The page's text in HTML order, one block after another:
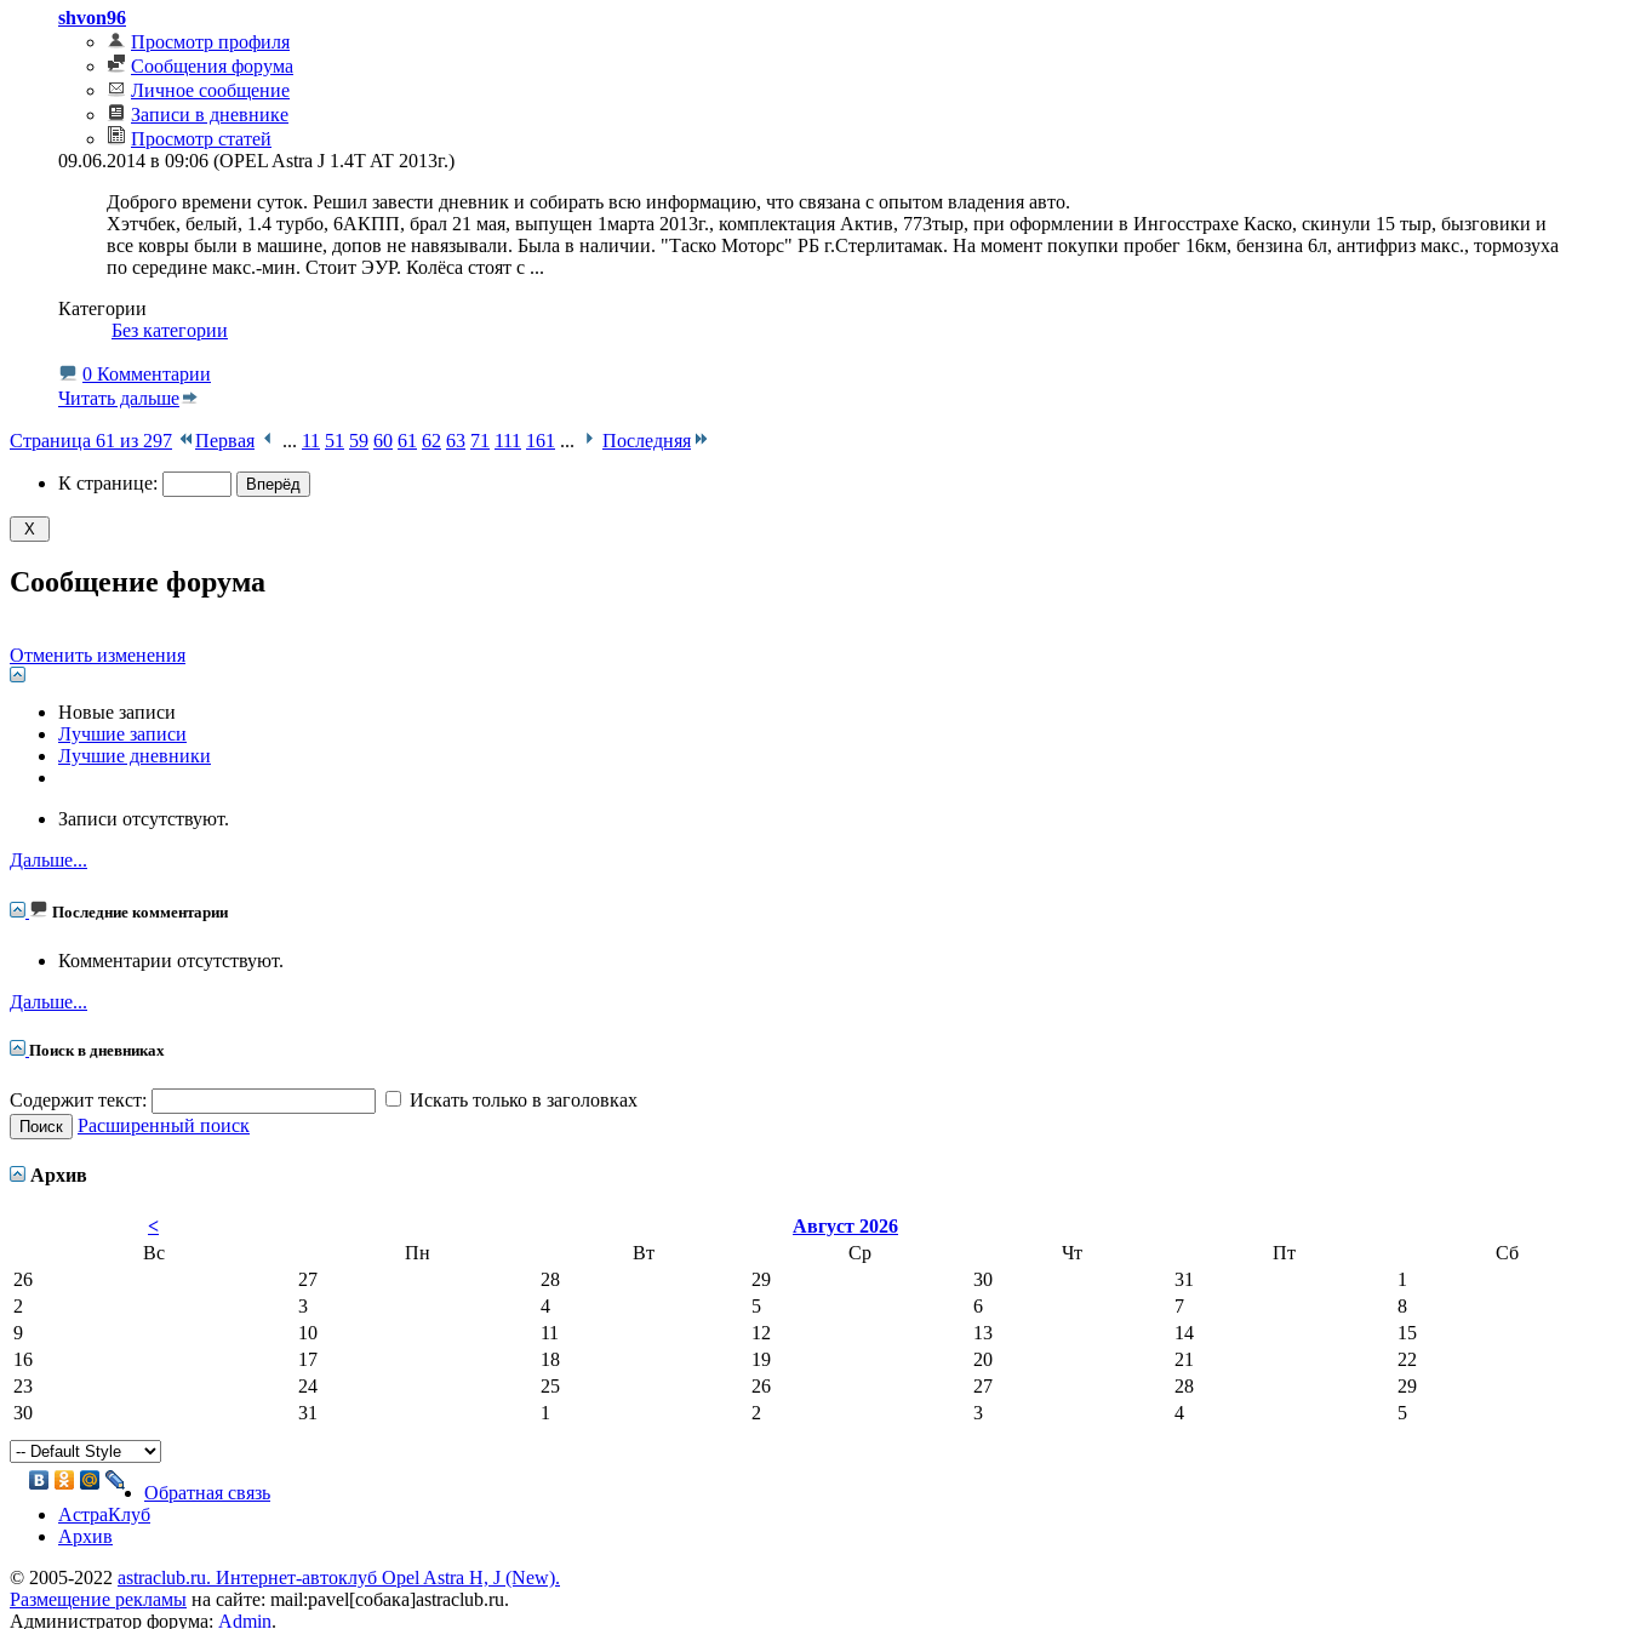
shvon96
Просмотр профиля
Сообщения форума
Личное сообщение
Записи в дневнике
Просмотр статей
09.06.2014 в 09:06 (OPEL Astra J 1.4T AT 2013г.)
Доброго времени суток. Решил завести дневник и собирать всю информацию, что связана с опытом владения авто.
Хэтчбек, белый, 1.4 турбо, 6АКПП, брал 21 мая, выпущен 1марта 2013г., комплектация Актив, 773тыр, при оформлении в Ингосстрахе Каско, скинули 15 тыр, бызговики и
все ковры были в машине, допов не навязывали. Была в наличии. "Таско Моторс" РБ г.Стерлитамак. На момент покупки пробег 16км, бензина 6л, антифриз макс., тормозуха
по середине макс.-мин. Стоит ЭУР. Колёса стоят с ...
Категории
Без категории
0 Комментарии
Читать дальше
Страница 61 из 297 Первая ... 11 51 59 60 61 62 63 71 111 161 ... Последняя
К странице:
Сообщение форума
Отменить изменения
Новые записи
Лучшие записи
Лучшие дневники
Записи отсутствуют.
Дальше...
Последние комментарии
Комментарии отсутствуют.
Дальше...
Поиск в дневниках
Содержит текст:
Искать только в заголовках
Расширенный поиск
Архив
<
Август 2026
Вс
Пн Вт Ср Чт Пт
Сб
26
27 28 29 30 31
1
2
3 4 5 6 7
8
9
10 11 12 13 14
15
16
17 18 19 20 21
22
23
24 25 26 27 28
29
30
31 1 2 3 4 5
Обратная связь
АстраКлуб
Архив
© 2005-2022 astraclub.ru. Интернет-автоклуб Opel Astra H, J (New).
Размещение рекламы на сайте: mаil:pavel[собака]astraclub.ru.
Администратор форума: Admin.